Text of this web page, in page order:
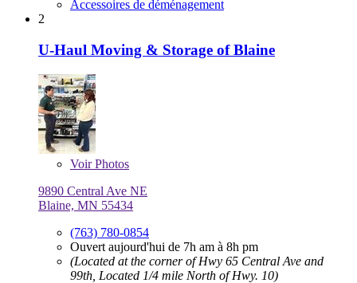
Accessoires de déménagement
2
U-Haul Moving & Storage of Blaine
VoirPhotos
9890 Central Ave NE
Blaine, MN 55434
(763) 780-0854
Ouvert aujourd'hui de 7h am à 8h pm
(Located at the corner of Hwy 65 Central Ave and
99th, Located 1/4 mile North of Hwy. 10)